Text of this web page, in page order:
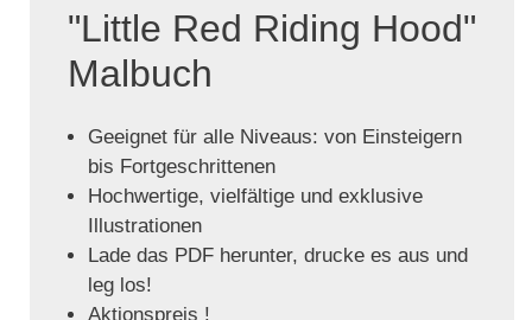
"Little Red Riding Hood"
Malbuch
Geeignet für alle Niveaus: von Einsteigern
bis Fortgeschrittenen
Hochwertige, vielfältige und exklusive
Illustrationen
Lade das PDF herunter, drucke es aus und
leg los!
Aktionspreis !